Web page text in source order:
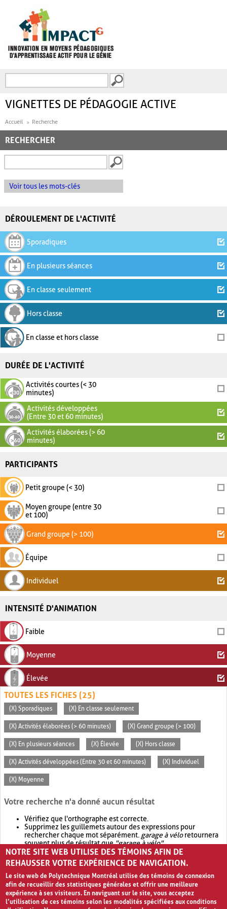
FORMULAIRE DE
VIGNETTES DE PÉDAGOGIE ACTIVE
Accueil Recherche
RECHERCHER
Voir tous les mots-clés
DÉROULEMENT DE L'ACTIVITÉ
Sporadiques
En plusieurs séances
En classe seulement
Hors classe
En classe et hors classe
DURÉE DE L'ACTIVITÉ
Activités courtes (< 30
minutes)
Activités développées
(Entre 30 et 60 minutes)
Activités élaborées (> 60
minutes)
PARTICIPANTS
Petit groupe (< 30)
Moyen groupe (entre 30
et 100)
Grand groupe (> 100)
Équipe
Individuel
INTENSITÉ D'ANIMATION
Faible
Moyenne
Élevée
TOUTES LES FICHES (25)
(X) Sporadiques (X) En classe seulement
(X) Activités élaborées (> 60 minutes) (X) Grand groupe (> 100)
(X) En plusieurs séances (X) Élevée (X) Hors classe
(X) Activités développées (Entre 30 et 60 minutes) (X) Individuel
(X) Moyenne
Votre recherche n'a donné aucun résultat
Vérifiez que l'orthographe est correcte.
Supprimez les guillemets autour des expressions pour
rechercher chaque mot séparément. garage à véloretournera
souvent plus de résultat que"garage à vélo".
Envisagez d'élargir votre recherche avec OR.garage OR vélo
retournera souvent plus de résultat quegarage à vélo
NOTRE SITE WEB UTILISE DES TÉMOINS AFIN DE
REHAUSSER VOTRE EXPÉRIENCE DE NAVIGATION.
Le site web de Polytechnique Montréal utilise des témoins de connexion
afin de recueillir des statistiques générales et offrir une meilleure
expérience à ses visiteurs. En naviguant sur le site, vous acceptez
l’utilisation de ces témoins selon les modalités spécifiées aux conditions